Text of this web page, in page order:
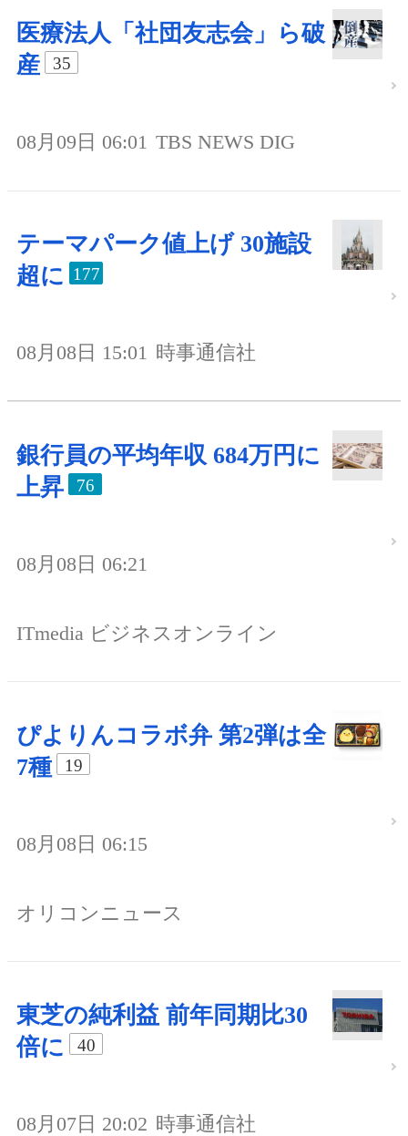
医療法人「社団友志会」ら破
産
35
08月09日 06:01 TBS NEWS DIG
テーマパーク値上げ 30施設
超に 177
08月08日 15:01 時事通信社
銀行員の平均年収 684万円に
上昇
76
08月08日 06:21
ITmedia ビジネスオンライン
ぴよりんコラボ弁 第2弾は全
7種
19
08月08日 06:15
オリコンニュース
東芝の純利益 前年同期比30
倍に
40
08月07日 20:02 時事通信社